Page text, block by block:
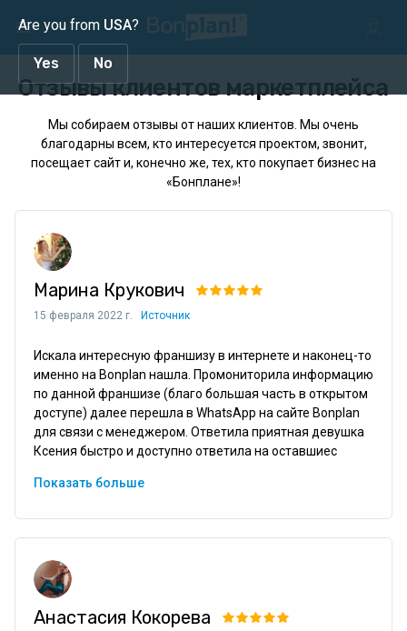
Отзывы клиентов маркетплейса
Мы собираем отзывы от наших клиентов. Мы очень
благодарны всем, кто интересуется проектом, звонит,
посещает сайт и, конечно же, тех, кто покупает бизнес на
«Бонплане»!
Марина Крукович
15 февраля 2022 г. Источник
Искала интересную франшизу в интернете и наконец-то
именно на Bonplan нашла. Промониторила информацию
по данной франшизе (благо большая часть в открытом
доступе) далее перешла в WhatsApp на сайте Bonplan
для связи с менеджером. Ответила приятная девушка
Ксения быстро и доступно ответила на оставшиес
Показать больше
Анастасия Кокорева
Are you from USA?
Yes No